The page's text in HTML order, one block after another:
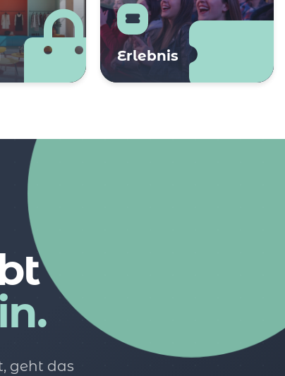
Erlebnis
geht das